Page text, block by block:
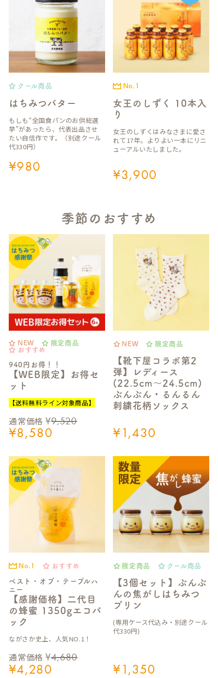
はちみつバター
クール商品
¥980
もしも“全国食パンのお供総選
挙”があったら、代表出品させ
たい自信作です。（別途クール
代330円）
女王のしずく 10本入
り
No.1
¥3,900
女王のしずくはみなさまに愛さ
れて17年。よりよい一本にリニ
ューアルいたしました。
季節のおすすめ
940円お得！！
【WEB限定】お得セ
ット
NEW
限定商品
おすすめ
通常価格 ¥9,520
¥8,580
【送料無料ライン対象商品】
【靴下屋コラボ第2
弾】レディース
(22.5cm～24.5cm)
ぶんぶん・るんるん
刺繍花柄ソックス
NEW 限定商品
¥1,430
ベスト・オブ・テーブルハ
ニー
【感謝価格】二代目
の蜂蜜 1350gエコパ
ック
No.1 おすすめ
通常価格 ¥4,680
¥4,280
ながさか史上、人気NO.1！
【3個セット】ぶんぶ
んの焦がしはちみつ
プリン
限定商品 クール商品
¥1,350
(専用ケース代込み・別途クール
代330円)